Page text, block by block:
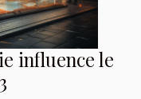
influence le